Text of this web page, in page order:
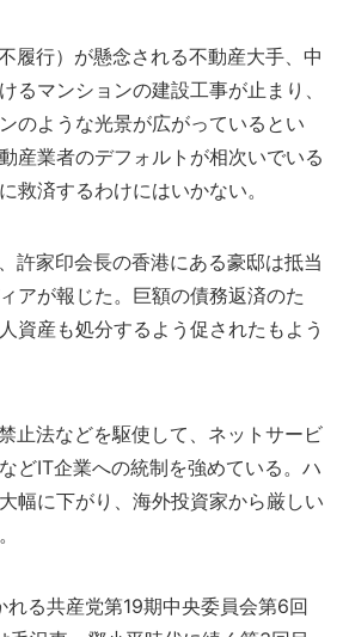
履行）が懸念される不動産大手、中
るマンションの建設工事が止まり、
のような光景が広がっているとい
産業者のデフォルトが相次いでいる
救済するわけにはいかない。
許家印会長の香港にある豪邸は抵当
アが報じた。巨額の債務返済のた
資産も処分するよう促されたもよう
止法などを駆使して、ネットサービ
どIT企業への統制を強めている。ハ
幅に下がり、海外投資家から厳しい
る共産党第19期中央委員会第6回